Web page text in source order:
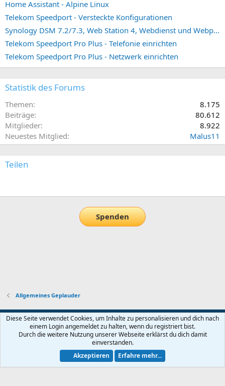
Home Assistant - Alpine Linux
Telekom Speedport - Versteckte Konfigurationen
Synology DSM 7.2/7.3, Web Station 4, Webdienst und Webportal erstellen (ehemals vHost)
Telekom Speedport Pro Plus - Telefonie einrichten
Telekom Speedport Pro Plus - Netzwerk einrichten
Statistik des Forums
Themen
8.175
Beiträge
80.612
Mitglieder
8.922
Neuestes Mitglied
Malus11
Teilen
Spenden
Allgemeines Geplauder
Default-Theme
Nutzungsbedingungen
Datenschutz Hilfe und Impressum Start
Community platform by XenForo® © 2010-2026 XenForo Ltd.
Diese Seite verwendet Cookies, um Inhalte zu personalisieren und dich nach
einem Login angemeldet zu halten, wenn du registriert bist.
Durch die weitere Nutzung unserer Webseite erklärst du dich damit
einverstanden.
Akzeptieren
Erfahre mehr...